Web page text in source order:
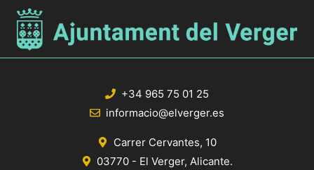
+34 965 75 01 25
informacio@elverger.es
Carrer Cervantes, 10
03770 - El Verger, Alicante.